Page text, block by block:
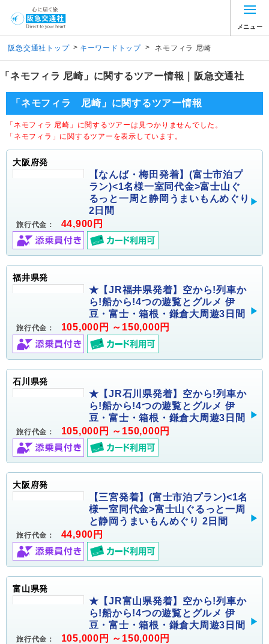
メニュー
阪急交通社トップ > キーワードトップ > ネモフィラ 尼崎
「ネモフィラ 尼崎」に関するツアー情報｜阪急交通社
「ネモフィラ 尼崎」に関するツアー情報
「ネモフィラ 尼崎」に関するツアーは見つかりませんでした。
「ネモフィラ」に関するツアーを表示しています。
大阪府発
【なんば・梅田発着】(富士市泊プ
ラン)<1名様一室同代金>富士山ぐ
るっと一周と静岡うまいもんめぐり
2日間
旅行代金： 44,900円
福井県発
★【JR福井県発着】空から!列車か
ら!船から!4つの遊覧とグルメ 伊
豆・富士・箱根・鎌倉大周遊3日間
旅行代金： 105,000円 ～150,000円
石川県発
★【JR石川県発着】空から!列車か
ら!船から!4つの遊覧とグルメ 伊
豆・富士・箱根・鎌倉大周遊3日間
旅行代金： 105,000円 ～150,000円
大阪府発
【三宮発着】(富士市泊プラン)<1名
様一室同代金>富士山ぐるっと一周
と静岡うまいもんめぐり 2日間
旅行代金： 44,900円
富山県発
★【JR富山県発着】空から!列車か
ら!船から!4つの遊覧とグルメ 伊
豆・富士・箱根・鎌倉大周遊3日間
旅行代金： 105,000円 ～150,000円